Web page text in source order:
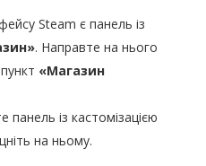
Steam є панель із
. Направте на нього
«Магазин
панель із кастомізацією
на ньому.